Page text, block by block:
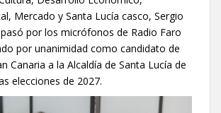
Mercado y Santa Lucía casco, Sergio
por los micrófonos de Radio Faro
por unanimidad como candidato de
Canaria a la Alcaldía de Santa Lucía de
elecciones de 2027.